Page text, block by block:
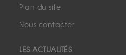
Plan du site
Nous contacter
LES ACTUALITÉS